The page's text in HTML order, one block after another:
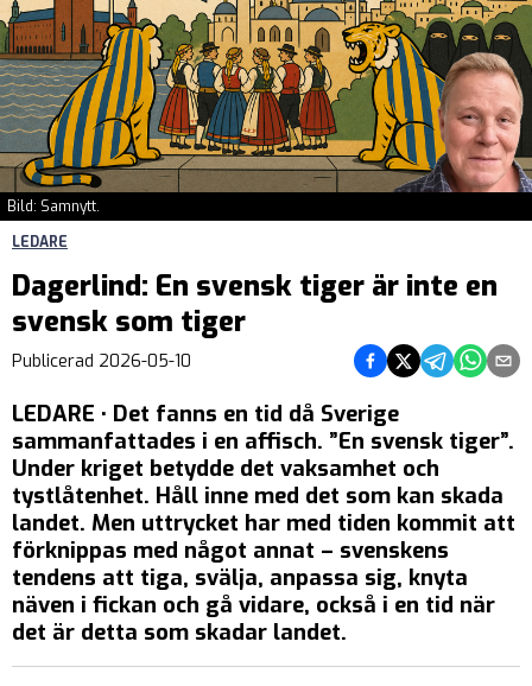
Bild: Samnytt.
LEDARE
Dagerlind: En svensk tiger är inte en
svensk som tiger
Publicerad 2026-05-10 Dela på Facebook
Dela på Twitter
Dela påDela på
Dela
LEDARE • Det fanns en tid då Sverige
sammanfattades i en affisch. ”En svensk tiger”.
Under kriget betydde det vaksamhet och
tystlåtenhet. Håll inne med det som kan skada
landet. Men uttrycket har med tiden kommit att
förknippas med något annat – svenskens
tendens att tiga, svälja, anpassa sig, knyta
näven i fickan och gå vidare, också i en tid när
det är detta som skadar landet.